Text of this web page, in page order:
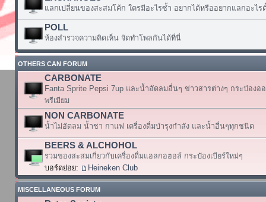
แลกเปลี่ยนของสะสมโค้ก ใครมีอะไรซ้ำ อยากได้หรืออยากแลกอะไร
POLL
ห้องสำรวจความคิดเห็น จัดทำโพลกันได้ที่นี่
OTHERS CAN FORUM
CARBONATE
Fanta Sprite Pepsi 7up และน้ำอัดลมอื่นๆ ข่าวสารต่างๆ กระป๋องอ
พรีเมียม
NON CARBONATE
น้ำไม่อัดลม น้ำชา กาแฟ เครื่องดื่มบำรุงกำลัง และน้ำอื่นๆทุกชนิด
BEERS & ALCHOHOL
รวมของสะสมเกี่ยวกับเครื่องดื่มแอลกอฮอล์ กระป๋องเบียร์ใหม่ๆ
บอร์ดย่อย:
Heineken Club
MISCELLANEOUS FORUM